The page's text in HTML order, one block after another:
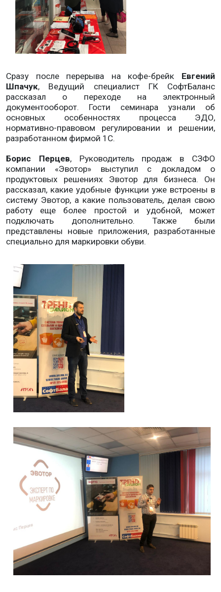
Сразу после перерыва на кофе-брейк Евгений
Шпачук, Ведущий специалист ГК СофтБаланс
рассказал о переходе на электронный
документооборот. Гости семинара узнали об
основных особенностях процесса ЭДО,
нормативно-правовом регулировании и решении,
разработанном фирмой 1C.
Борис Перцев, Руководитель продаж в СЗФО
компании «Эвотор» выступил с докладом о
продуктовых решениях Эвотор для бизнеса. Он
рассказал, какие удобные функции уже встроены в
систему Эвотор, а какие пользователь, делая свою
работу еще более простой и удобной, может
подключать дополнительно. Также были
представлены новые приложения, разработанные
специально для маркировки обуви.